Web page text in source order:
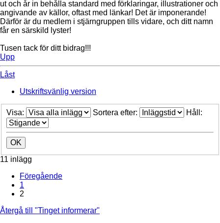
ut och år in behålla standard med förklaringar, illustrationer och
angivande av källor, oftast med länkar! Det är imponerande!
Därför är du medlem i stjärngruppen tills vidare, och ditt namn
får en särskild lyster!
Tusen tack för ditt bidrag!!!
Upp
Låst
Utskriftsvänlig version
Visa: Sortera efter: Håll:
11 inlägg
Föregående
1
2
Återgå till "Tinget informerar"